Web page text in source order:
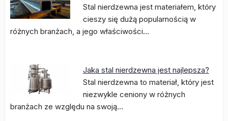
Stal nierdzewna jest materiałem, który
cieszy się dużą popularnością w
różnych branżach, a jego właściwości…
Jaka stal nierdzewna jest najlepsza?
Stal nierdzewna to materiał, który jest
niezwykle ceniony w różnych
branżach ze względu na swoją…